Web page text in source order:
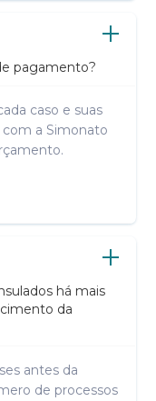
pagamento?
caso e suas
a Simonato
há mais
da
antes da
de processos